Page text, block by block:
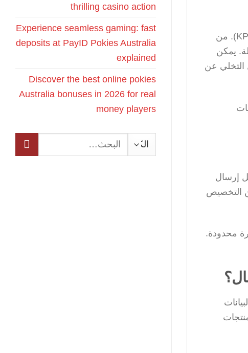
لقياس فعالية الحملات الخاصة للعملاء الدائمين، يجب استخدام مجموعة متنوعة من مؤشرات الأداء الرئيسية (KPIs). من
يمكن
التخلي عن
إرسال
التخصيص
محدودة.
thrilling casino action
Experience seamless gaming: fast
deposits at PayID Pokies Australia
explained
Discover the best online pokies
Australia bonuses in 2026 for real
money players
البحث
عن: